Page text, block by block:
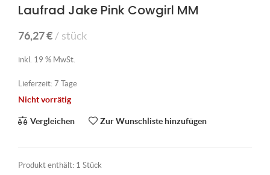
Laufrad Jake Pink Cowgirl MM
76,27€ stück
inkl. 19 % MwSt.
Lieferzeit: 7 Tage
Nicht vorrätig
Vergleichen Zur Wunschliste hinzufügen
Produkt enthält: 1 Stück